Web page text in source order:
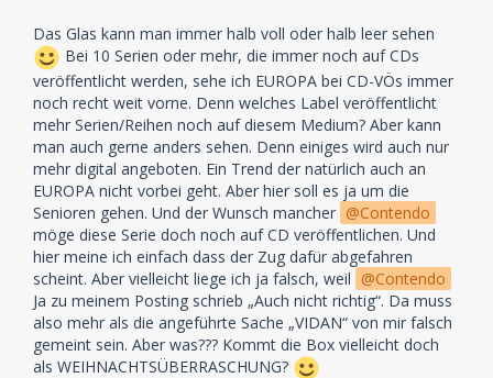
Das Glas kann man immer halb voll oder halb leer sehen
Bei 10 Serien oder mehr, die immer noch auf CDs
veröffentlicht werden, sehe ich EUROPA bei CD-VÖs immer
noch recht weit vorne. Denn welches Label veröffentlicht
mehr Serien/Reihen noch auf diesem Medium? Aber kann
man auch gerne anders sehen. Denn einiges wird auch nur
mehr digital angeboten. Ein Trend der natürlich auch an
EUROPA nicht vorbei geht. Aber hier soll es ja um die
Senioren gehen. Und der Wunsch mancher
Contendo
möge diese Serie doch noch auf CD veröffentlichen. Und
hier meine ich einfach dass der Zug dafür abgefahren
scheint. Aber vielleicht liege ich ja falsch, weil
Contendo
Ja zu meinem Posting schrieb „Auch nicht richtig“. Da muss
also mehr als die angeführte Sache „VIDAN“ von mir falsch
gemeint sein. Aber was??? Kommt die Box vielleicht doch
als WEIHNACHTSÜBERRASCHUNG?